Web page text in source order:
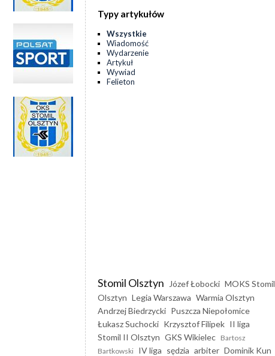
Typy artykułów
Wszystkie
Wiadomość
Wydarzenie
Artykuł
Wywiad
Felieton
Stomil Olsztyn Józef Łobocki MOKS Stomil
Olsztyn Legia Warszawa Warmia Olsztyn
Andrzej Biedrzycki Puszcza Niepołomice
Łukasz Suchocki Krzysztof Filipek II liga
Stomil II Olsztyn GKS Wikielec Bartosz
Bartkowski IV liga sędzia arbiter Dominik Kun